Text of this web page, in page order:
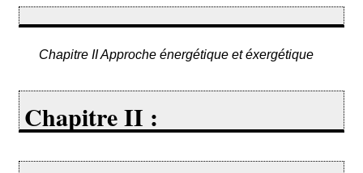
Chapitre II Approche énergétique et éxergétique
Chapitre II :